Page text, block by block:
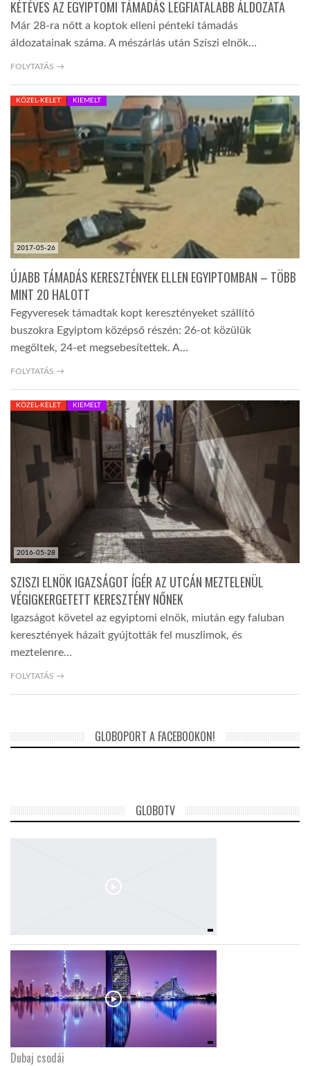
LINKTR.EE
DOBRAVERO.HU
LATIMO.HU
KÉTÉVES AZ EGYIPTOMI TÁMADÁS LEGFIATALABB ÁLDOZATA
Már 28-ra nőtt a koptok elleni pénteki támadás
áldozatainak száma. A mészárlás után Szíszi elnök…
FOLYTATÁS →
2017-05-26
KÖZEL-KELET KIEMELT
ÚJABB TÁMADÁS KERESZTÉNYEK ELLEN EGYIPTOMBAN – TÖBB
MINT 20 HALOTT
Fegyveresek támadtak kopt keresztényeket szállító
buszokra Egyiptom középső részén: 26-ot közülük
megöltek, 24-et megsebesítettek. A…
FOLYTATÁS →
2016-05-28
KÖZEL-KELET KIEMELT
SZISZI ELNÖK IGAZSÁGOT ÍGÉR AZ UTCÁN MEZTELENÜL
VÉGIGKERGETETT KERESZTÉNY NŐNEK
Igazságot követel az egyiptomi elnök, miután egy faluban
keresztények házait gyújtották fel muszlimok, és
meztelenre…
FOLYTATÁS →
GLOBOPORT A FACEBOOKON!
GLOBOTV
Dubaj csodái